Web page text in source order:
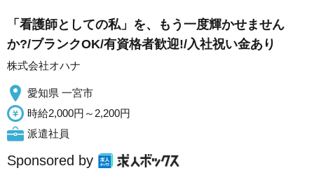
「看護師としての私」を、もう一度輝かせません
か?/ブランクOK/有資格者歓迎!/入社祝い金あり
株式会社オハナ
愛知県 一宮市
時給2,000円～2,200円
派遣社員
Sponsored by